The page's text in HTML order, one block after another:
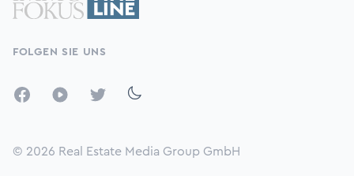
FOLGEN SIE UNS
FacebookYouTubeTwitter
© 2026 Real Estate Media Group GmbH